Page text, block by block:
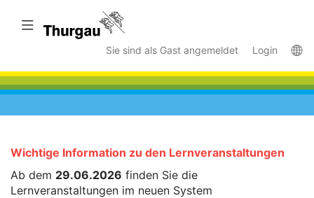
Hauptinhalt
wechseln
Navigation überspringen
Sie sind als Gast angemeldet Login
Wichtige
Information
überspringen
Wichtige Information zu den Lernveranstaltungen
Ab dem 29.06.2026 finden Sie die
Lernveranstaltungen im neuen System